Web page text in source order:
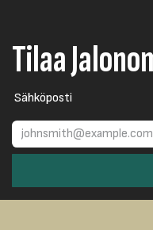
Tilaa
Sähköposti